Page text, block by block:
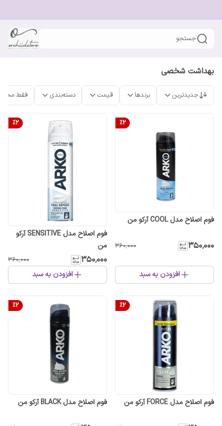
جستجو
بهداشت شخصی
جدیدترین برندها قیمت دسته‌بندی فقط
%2
فوم اصلاح مدل COOL آرکو من
۳۵۰٬۰۰۰ ۳۶۰٬۰۰۰
افزودن به سبد
%2
فوم اصلاح مدل SENSITIVE آرکو
من
۳۵۰٬۰۰۰ ۳۶۰٬۰۰۰
افزودن به سبد
%2
فوم اصلاح مدل FORCE آرکو من
%2
فوم اصلاح مدل BLACK آرکو من